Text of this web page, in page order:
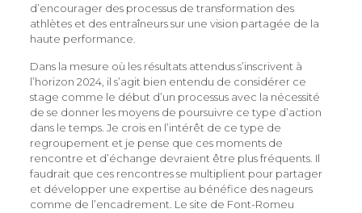
d’encourager des processus de transformation des
athlètes et des entraîneurs sur une vision partagée de la
haute performance.
Dans la mesure où les résultats attendus s’inscrivent à
l’horizon 2024, il s’agit bien entendu de considérer ce
stage comme le début d’un processus avec la nécessité
de se donner les moyens de poursuivre ce type d’action
dans le temps. Je crois en l’intérêt de ce type de
regroupement et je pense que ces moments de
rencontre et d’échange devraient être plus fréquents. Il
faudrait que ces rencontres se multiplient pour partager
et développer une expertise au bénéfice des nageurs
comme de l’encadrement. Le site de Font-Romeu